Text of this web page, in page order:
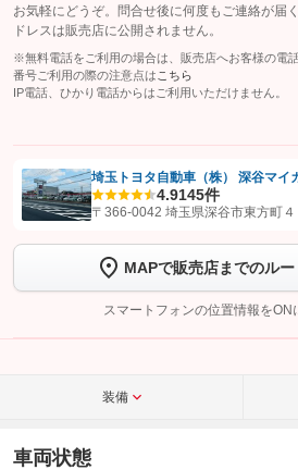
お気軽にどうぞ。問合せ後に何度もご連絡が届
ドレスは販売店に公開されません。
※無料電話をご利用の場合は、販売店へお客様の電
番号ご利用の際の注意点は こちら
IP電話、ひかり電話からはご利用いただけません。
【STEP1】認証画面でグーネットを友だち追加
トーク画面で
ボタンをタップして
完了してください。
こちら
埼玉トヨタ自動車（株） 深谷マイ
4.9145件
〒366-0042 埼玉県深谷市東方町４
MAPで販売店までのル
スマートフォンの位置情報をON
装備
車両状態